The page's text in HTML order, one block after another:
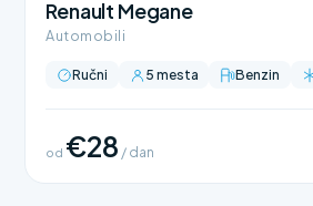
Renault Megane
Automobili
Ručni 5 mesta Benzin
od €28 / dan